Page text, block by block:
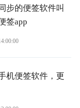
步的便签软件叫
签app
机便签软件，更